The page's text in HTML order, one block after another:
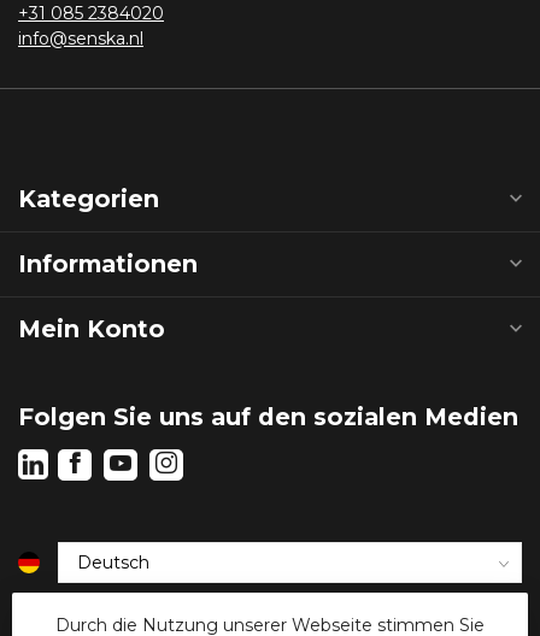
+31 085 2384020
info@senska.nl
Kategorien
Informationen
Mein Konto
Folgen Sie uns auf den sozialen Medien
Durch die Nutzung unserer Webseite stimmen Sie